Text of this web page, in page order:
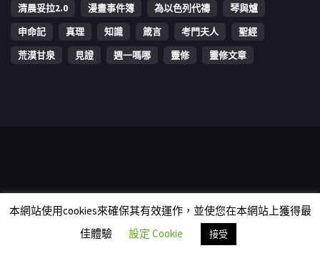
清晨妥拉2.0
漫畫事件簿 為以色列代禱
琴與爐
申命記
真理 知識 箴言 考門夫人
聖經
荒漠甘泉
見證 週一嗎哪 靈修 靈修文章
rights reserved.
本網站使用cookies來確保其有效運作，並使您在本網站上獲得最
佳體驗
設定 Cookie 接受